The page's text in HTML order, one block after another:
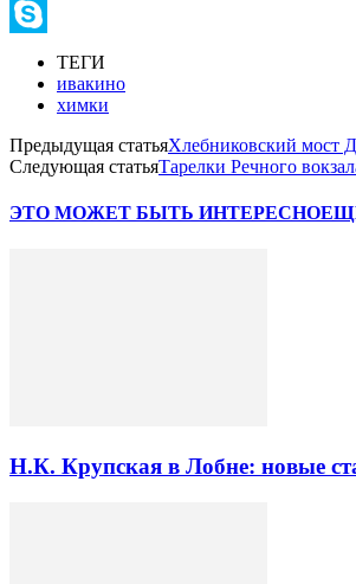
Telegram
SkypeТЕГИ
ивакино
химки
Предыдущая статьяХлебниковский мост
Следующая статьяТарелки Речного
ЭТО МОЖЕТ БЫТЬ ИНТЕРЕСНО
Н.К. Крупская в Лобне: новые